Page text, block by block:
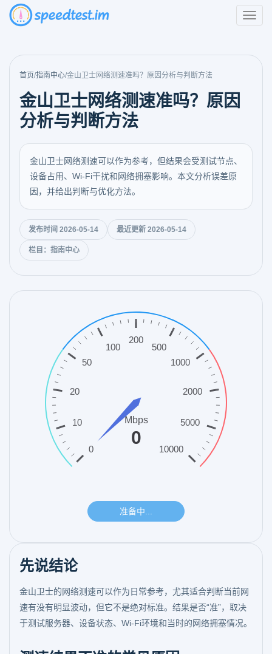
首页/指南中心/金山卫士网络测速准吗？原因分析与判断方法
金山卫士网络测速准吗？原因
分析与判断方法
金山卫士网络测速可以作为参考，但结果会受测试节点、
设备占用、Wi-Fi干扰和网络拥塞影响。本文分析误差原
因，并给出判断与优化方法。
发布时间 2026-05-14 最近更新 2026-05-14
栏目：指南中心
先说结论
金山卫士的网络测速可以作为日常参考，尤其适合判断当前网
速有没有明显波动，但它不是绝对标准。结果是否“准”，取决
于测试服务器、设备状态、Wi-Fi环境和当时的网络拥塞情况。